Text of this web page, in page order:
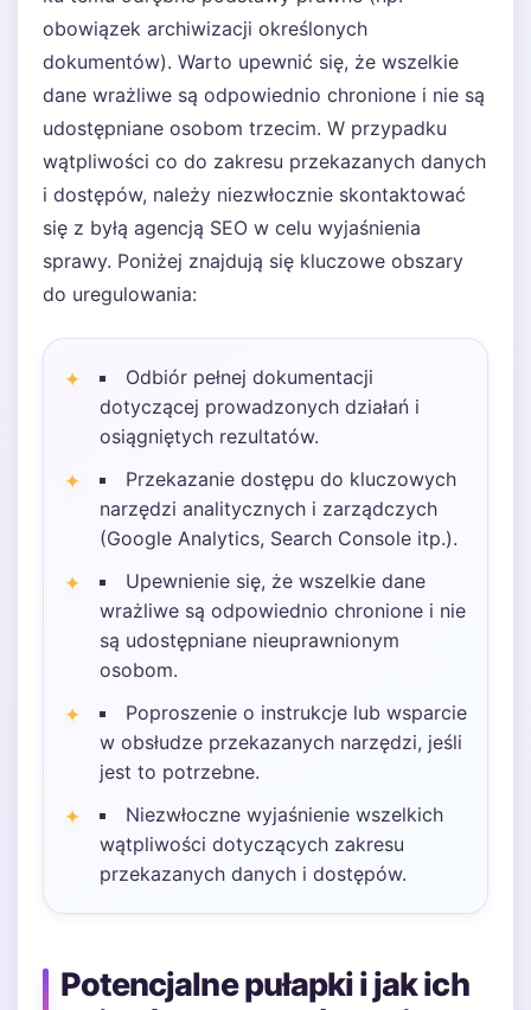
obowiązek archiwizacji określonych
dokumentów). Warto upewnić się, że wszelkie
dane wrażliwe są odpowiednio chronione i nie są
udostępniane osobom trzecim. W przypadku
wątpliwości co do zakresu przekazanych danych
i dostępów, należy niezwłocznie skontaktować
się z byłą agencją SEO w celu wyjaśnienia
sprawy. Poniżej znajdują się kluczowe obszary
do uregulowania:
Odbiór pełnej dokumentacji
dotyczącej prowadzonych działań i
osiągniętych rezultatów.
Przekazanie dostępu do kluczowych
narzędzi analitycznych i zarządczych
(Google Analytics, Search Console itp.).
Upewnienie się, że wszelkie dane
wrażliwe są odpowiednio chronione i nie
są udostępniane nieuprawnionym
osobom.
Poproszenie o instrukcje lub wsparcie
w obsłudze przekazanych narzędzi, jeśli
jest to potrzebne.
Niezwłoczne wyjaśnienie wszelkich
wątpliwości dotyczących zakresu
przekazanych danych i dostępów.
Potencjalne pułapki i jak ich